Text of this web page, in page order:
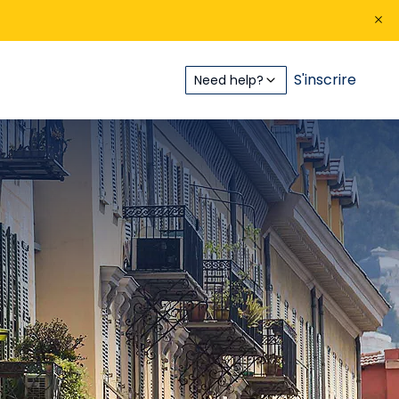
Need help? S'inscrire